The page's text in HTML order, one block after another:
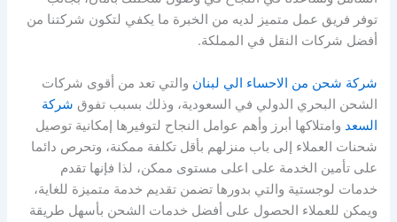
توفر فريق عمل متميز لديه من الخبرة ما يكفي لتكون شركتنا من
أفضل شركات النقل في المملكة.
شركة شحن من الاحساء الي لبنان والتي تعد من أقوى شركات
الشحن البحري الدولي في السعودية، وذلك بسبب تفوق شركة
السعد وامتلاكها أبرز وأهم عوامل النجاح لتوفيرها إمكانية توصيل
شحنات العملاء إلى باب منزلهم بأقل تكلفة ممكنة، وتحرص دائما
على تأمين الخدمة على اعلى مستوى ممكن، لذا فإنها تقدم
خدمات لوجستية والتي بدورها تضمن تقديم خدمة متميزة للغاية،
ويمكن للعملاء الحصول على أفضل خدمات الشحن بأسهل طريقة